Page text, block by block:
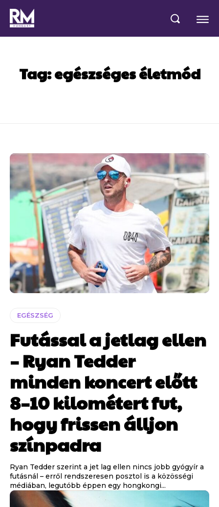
Tag:egészséges életmód
EGÉSZSÉG
Futással a jetlag ellen
– Ryan Tedder
minden koncert előtt
8–10 kilométert fut,
hogy frissen álljon
színpadra
Ryan Tedder szerint a jet lag ellen nincs jobb gyógyír a
futásnál – erről rendszeresen posztol is a közösségi
médiában, legutóbb éppen egy hongkongi...